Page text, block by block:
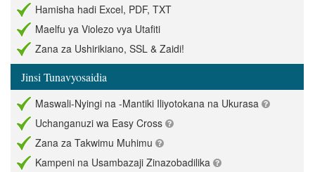
Hamisha hadi Excel, PDF, TXT
Maelfu ya Violezo vya Utafiti
Zana za Ushirikiano, SSL & Zaidi!
Jinsi Tunavyosaidia
Maswali-Nyingi na -Mantiki Iliyotokana na Ukurasa
Uchanganuzi wa Easy Cross
Zana za Takwimu Muhimu
Kampeni na Usambazaji Zinazobadilika